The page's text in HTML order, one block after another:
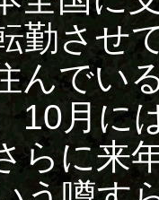
勤させ
んでい
10月に
らに来